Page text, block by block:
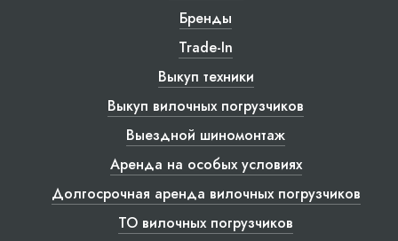
Бренды
Trade-In
Выкуп техники
Выкуп вилочных погрузчиков
Выездной шиномонтаж
Аренда на особых условиях
Долгосрочная аренда вилочных погрузчиков
ТО вилочных погрузчиков